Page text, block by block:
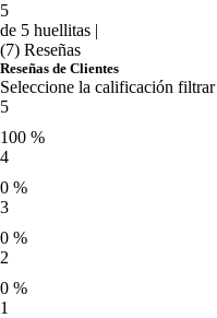
5
de 5 huellitas |
(7) Reseñas
Reseñas de Clientes
Seleccione la calificación filtrar
5
100 %
4
0 %
3
0 %
2
0 %
1